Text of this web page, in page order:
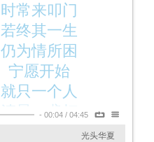
时常来叩门
若终其一生
仍为情所困
宁愿开始
就只一个人
清晨一盏灯
- 00:04 / 04:45
光头华夏